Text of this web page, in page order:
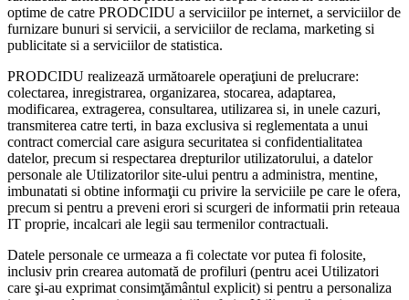
optime de catre PRODCIDU a serviciilor pe internet, a serviciilor de
furnizare bunuri si servicii, a serviciilor de reclama, marketing si
publicitate si a serviciilor de statistica.
PRODCIDU realizează următoarele operaţiuni de prelucrare:
colectarea, inregistrarea, organizarea, stocarea, adaptarea,
modificarea, extragerea, consultarea, utilizarea si, in unele cazuri,
transmiterea catre terti, in baza exclusiva si reglementata a unui
contract comercial care asigura securitatea si confidentialitatea
datelor, precum si respectarea drepturilor utilizatorului, a datelor
personale ale Utilizatorilor site-ului pentru a administra, mentine,
imbunatati si obtine informaţii cu privire la serviciile pe care le ofera,
precum si pentru a preveni erori si scurgeri de informatii prin reteaua
IT proprie, incalcari ale legii sau termenilor contractuali.
Datele personale ce urmeaza a fi colectate vor putea fi folosite,
inclusiv prin crearea automată de profiluri (pentru acei Utilizatori
care şi-au exprimat consimţământul explicit) si pentru a personaliza